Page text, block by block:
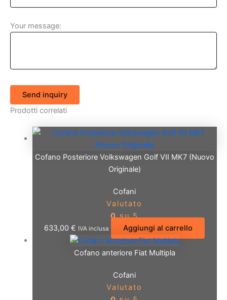
Your message:
Send inquiry
Prodotti correlati
Cofano Posteriore Volkswagen Golf VII MK7 (Nuovo
Originale)
Cofani
Valutato
0su 5
633,00€ IVA inclusa Aggiungi al carrello
Cofano anteriore Fiat Multipla
Cofani
Valutato